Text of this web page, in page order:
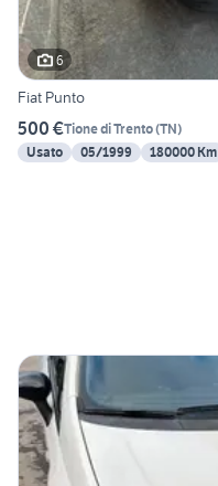
6
Fiat Punto
500 €Tione di Trento(TN)
Usato
05/1999 180000 Km